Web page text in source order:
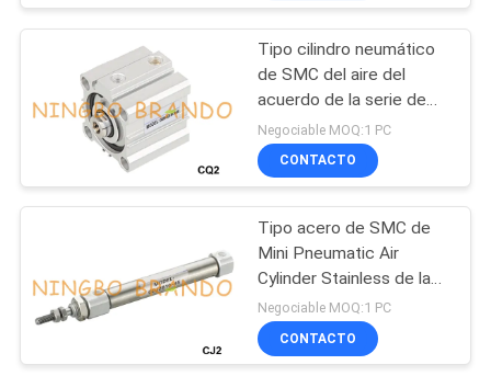
Válvula
electromagnética de
la refrigeración
Tipo cilindro neumático
de SMC del aire del
acuerdo de la serie de
CQ2 CDQ2
Negociable MOQ:1 PC
CONTACTO
Tipo acero de SMC de
Mini Pneumatic Air
Cylinder Stainless de la
serie de CJ2
Negociable MOQ:1 PC
CONTACTO